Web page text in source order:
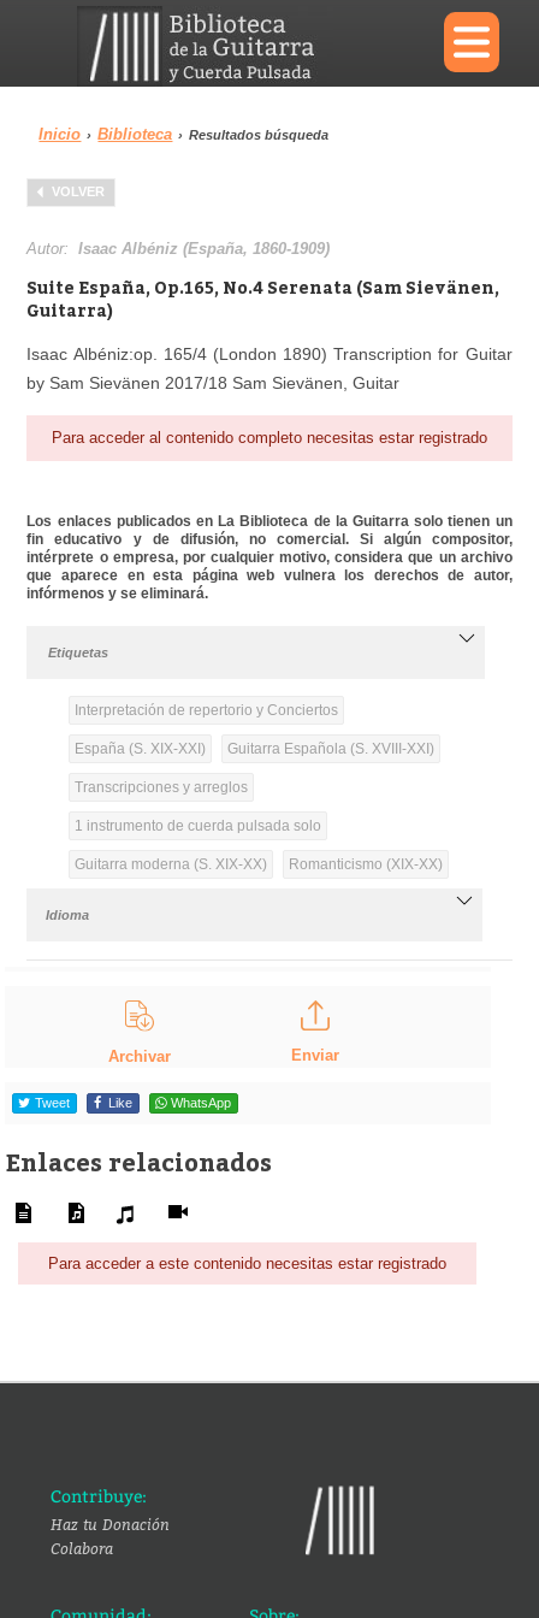
×
Menu
Biblioteca
Área personal Reproductor
Inicio › Biblioteca › Resultados búsqueda
VOLVER
Autor:Isaac Albéniz (España, 1860-1909)
Suite España, Op.165, No.4 Serenata (Sam Sievänen,
Guitarra)
Isaac Albéniz:op. 165/4 (London 1890) Transcription for Guitar
by Sam Sievänen 2017/18 Sam Sievänen, Guitar
Para acceder al contenido completo necesitas estar registrado
Los enlaces publicados en La Biblioteca de la Guitarra solo tienen un
fin educativo y de difusión, no comercial. Si algún compositor,
intérprete o empresa, por cualquier motivo, considera que un archivo
que aparece en esta página web vulnera los derechos de autor,
infórmenos y se eliminará.
Etiquetas
Interpretación de repertorio y Conciertos
España (S. XIX-XXI) Guitarra Española (S. XVIII-XXI)
Transcripciones y arreglos
1 instrumento de cuerda pulsada solo
Guitarra moderna (S. XIX-XX) Romanticismo (XIX-XX)
Idioma
Archivar Enviar
Tweet Like WhatsApp
Enlaces relacionados
Para acceder a este contenido necesitas estar registrado
Contribuye:
Haz tu Donación
Colabora